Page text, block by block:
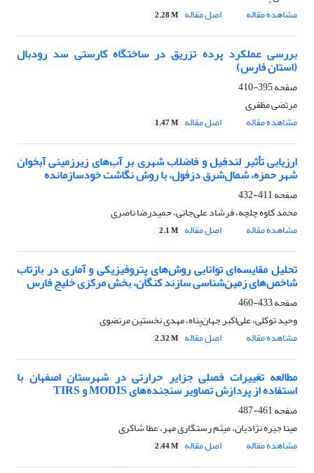
مشاهده مقاله
اصل مقاله 2.28 M
بررسی عملکرد پرده تزریق در ساختگاه کارستی سد رودبال
(استان فارس)
صفحه395-410
مرتضی مظفری
مشاهده مقاله
اصل مقاله 1.47 M
ارزیابی تأثیر لندفیل و فاضلاب شهری بر آب‌های زیرزمینی آبخوان
شهر حمزه، شمال‌شرق دزفول، با روش نگاشت خود‌سازمان‎ده
صفحه411-432
محمد کاوه چلچه، فرشاد علی‌جانی، حمیدرضا ناصری
مشاهده مقاله
اصل مقاله 2.1 M
تحلیل مقایسه‌ای توانایی روش‌های پتروفیزیکی و آماری در بازتاب
شاخص‌های زمین‌شناسی سازند کنگان، بخش مرکزی خلیج فارس
صفحه433-460
وحید توکلی، علی‌اکبر جهان‌پناه، مهدی نخستین مرتضوی
مشاهده مقاله
اصل مقاله 2.32 M
مطالعه تغییرات فصلی جزایر حرارتی در شهرستان اصفهان با
استفاده از پردازش تصاویر سنجنده‌های MODIS و TIRS
صفحه461-487
مینا جیره نژادیان، میثم رستگاری مهر، عطا شاکری
مشاهده مقاله
اصل مقاله 2.44 M